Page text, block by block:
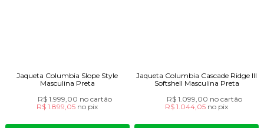
Jaqueta Columbia Slope Style
Masculina Preta
R$ 1.999,00 no cartão
R$ 1.899,05 no pix
Jaqueta Columbia Cascade Ridge III
Softshell Masculina Preta
R$ 1.099,00 no cartão
R$ 1.044,05 no pix